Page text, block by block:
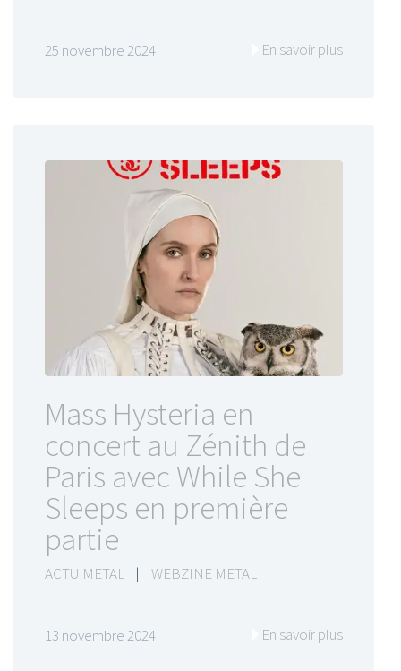
25 novembre 2024 En savoir plus
Mass Hysteria en
concert au Zénith de
Paris avec While She
Sleeps en première
partie
ACTU METAL | WEBZINE METAL
13 novembre 2024 En savoir plus